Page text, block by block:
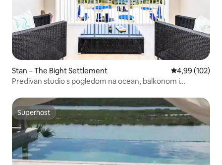
Stan – The Bight Settlement Prosječna
4,99 (102)
Predivan studio s pogledom na ocean, balkonom i
Superhost
Superhost